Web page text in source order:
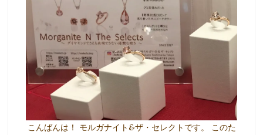
こんばんは！ モルガナイト&ザ・セレクトです。 このた